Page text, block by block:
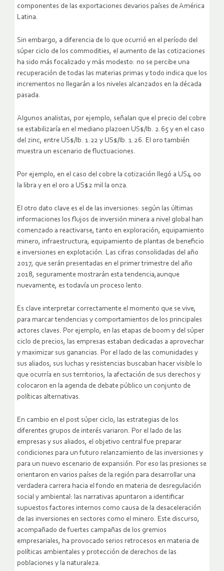
componentes de las exportaciones devarios países de América
Latina.
Sin embargo, a diferencia de lo que ocurrió en el período del
súper ciclo de los commodities, el aumento de las cotizaciones
ha sido más focalizado y más modesto: no se percibe una
recuperación de todas las materias primas y todo indica que los
incrementos no llegarán a los niveles alcanzados en la década
pasada.
Algunos analistas, por ejemplo, señalan que el precio del cobre
se estabilizaría en el mediano plazoen US$/lb. 2.65 y en el caso
del zinc, entre US$/lb. 1.22 y US$/lb. 1.26. El oro también
muestra un escenario de fluctuaciones.
Por ejemplo, en el caso del cobre la cotización llegó a US4.00
la libra y en el oro a US$2 mil la onza.
El otro dato clave es el de las inversiones: según las últimas
informaciones los flujos de inversión minera a nivel global han
comenzado a reactivarse, tanto en exploración, equipamiento
minero, infraestructura, equipamiento de plantas de beneficio
e inversiones en explotación. Las cifras consolidadas del año
2017, que serán presentadas en el primer trimestre del año
2018, seguramente mostrarán esta tendencia,aunque
nuevamente, es todavía un proceso lento.
Es clave interpretar correctamente el momento que se vive,
para marcar tendencias y comportamientos de los principales
actores claves. Por ejemplo, en las etapas de boom y del súper
ciclo de precios, las empresas estaban dedicadas a aprovechar
y maximizar sus ganancias. Por el lado de las comunidades y
sus aliados, sus luchas y resistencias buscaban hacer visible lo
que ocurría en sus territorios, la afectación de sus derechos y
colocaron en la agenda de debate público un conjunto de
políticas alternativas.
En cambio en el post súper ciclo, las estrategias de los
diferentes grupos de interés variaron. Por el lado de las
empresas y sus aliados, el objetivo central fue preparar
condiciones para un futuro relanzamiento de las inversiones y
para un nuevo escenario de expansión. Por eso las presiones se
orientaron en varios países de la región para desarrollar una
verdadera carrera hacia el fondo en materia de desregulación
social y ambiental: las narrativas apuntaron a identificar
supuestos factores internos como causa de la desaceleración
de las inversiones en sectores como el minero. Este discurso,
acompañado de fuertes campañas de los gremios
empresariales, ha provocado serios retrocesos en materia de
políticas ambientales y protección de derechos de las
poblaciones y la naturaleza.